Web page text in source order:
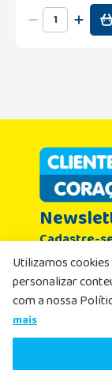
R$43
R$33,59
Cadastre-
Email
Utilizamos
personalizar
com a nossa
mais